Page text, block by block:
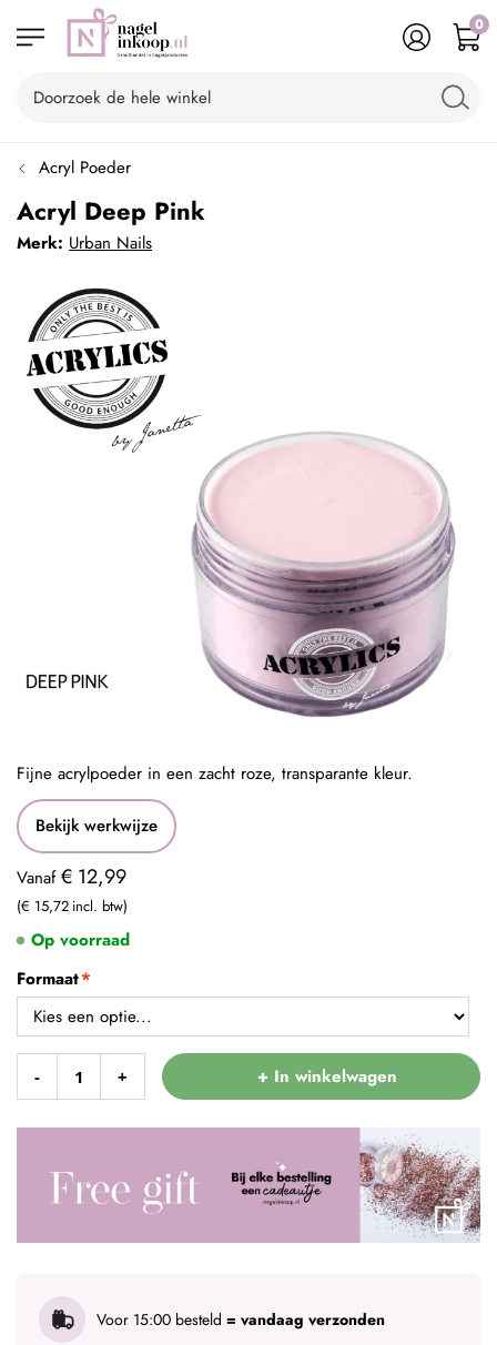
0
Acryl Poeder
Acryl Deep Pink
Merk: Urban Nails
Bekijk werkwijze
Vanaf € 12,99
€ 15,72
Formaat
- + + In winkelwagen
Voor 15:00 besteld = vandaag verzonden
Op voorraad
Fijne acrylpoeder in een zacht roze, transparante kleur.